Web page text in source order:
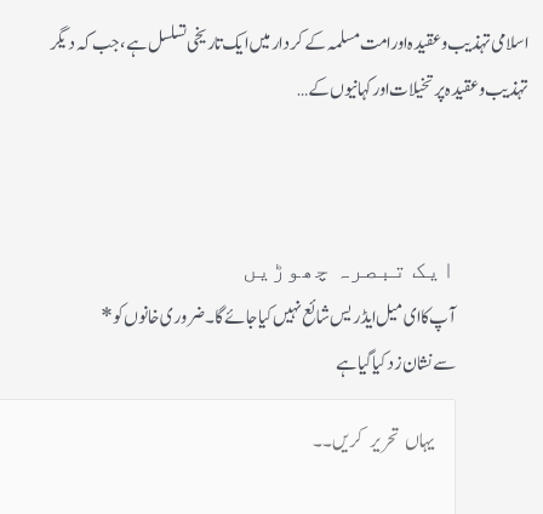
اسلامی تہذیب و عقیدہ اور امت مسلمہ کے کردار میں ایک تاریخی تسلسل ہے، جب کہ دیگر
تہذیب و عقیدہ پر تخیلات اور کہانیوں کے…
ایک تبصرہ چھوڑیں
آپ کا ای میل ایڈریس شائع نہیں کیا جائے گا۔ضروری خانوں کو*
سے نشان زد کیا گیا ہے